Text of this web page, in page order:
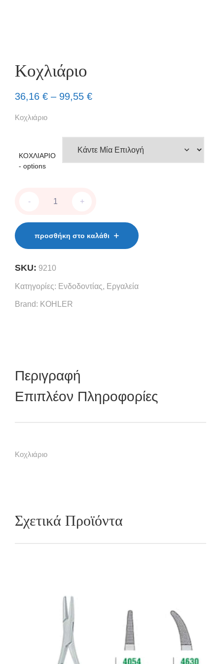
Κοχλιάριο
36,16 € – 99,55 €
Κοχλιάριο
ΚΟΧΛΙΑΡΙΟ
- options
quantity
- +
προσθήκη στο καλάθι
SKU: 9210
Κατηγορίες: Ενδοδοντίας, Εργαλεία
Brand: KOHLER
Περιγραφή
Επιπλέον Πληροφορίες
Κοχλιάριο
Σχετικά Προϊόντα